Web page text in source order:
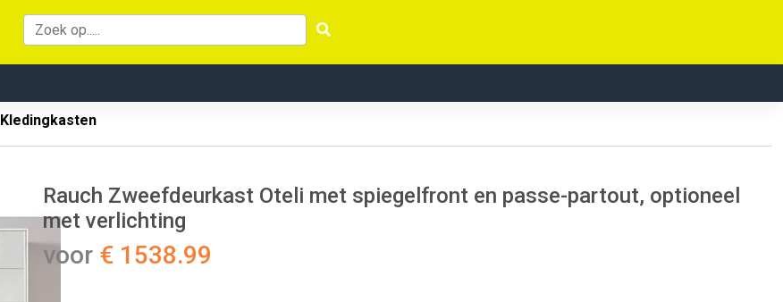
Kledingkasten
Rauch Zweefdeurkast Oteli met spiegelfront en passe-partout, optioneel
met verlichting
voor € 1538.99